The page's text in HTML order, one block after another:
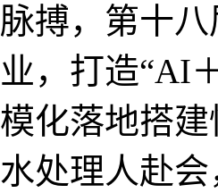
搏，第十
，打造“AI
化落地搭
处理人赴